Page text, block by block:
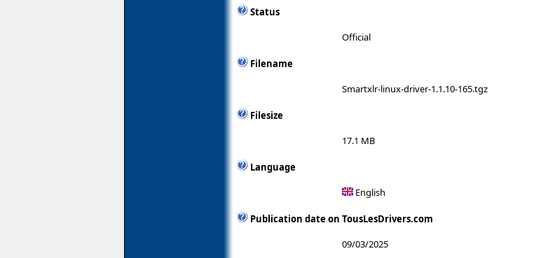
Status
Official
Filename
Smartxlr-linux-driver-1.1.10-165.tgz
Filesize
17.1 MB
Language
English
Publication date on TousLesDrivers.com
09/03/2025